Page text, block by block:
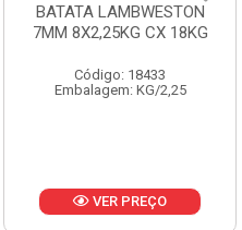
BATATA LAMBWESTON
7MM 8X2,25KG CX 18KG
Código: 18433
Embalagem: KG/2,25
VER PREÇO